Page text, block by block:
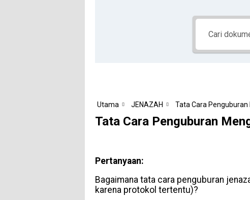
Utama JENAZAH Tata Cara
Tata Cara Penguburan
Pertanyaan:
Bagaimana tata cara penguburan
karena protokol tertentu)?